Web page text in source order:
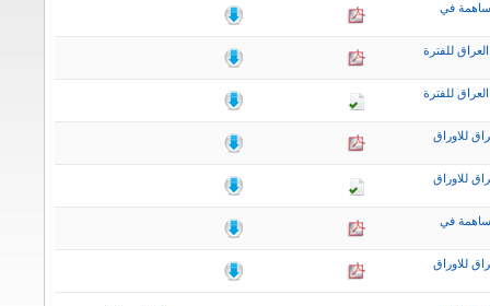
في
للفترة
للفترة
للاوراق
للاوراق
في
للاوراق